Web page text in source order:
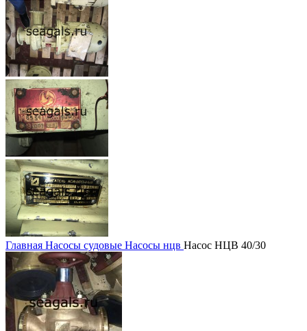
Главная Насосы судовые Насосы нцв Насос НЦВ 40/30